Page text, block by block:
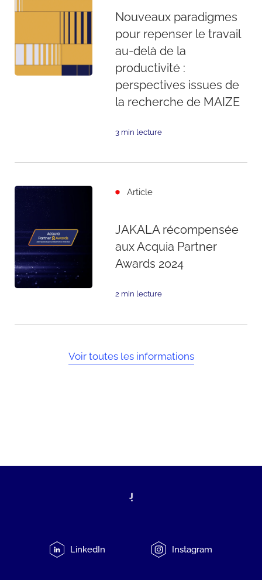
Nouveaux paradigmes
pour repenser le travail
au-delà de la
productivité :
perspectives issues de
la recherche de MAIZE
3 min lecture
Article
JAKALA récompensée
aux Acquia Partner
Awards 2024
2 min lecture
Voir toutes les informations
LinkedIn Instagram